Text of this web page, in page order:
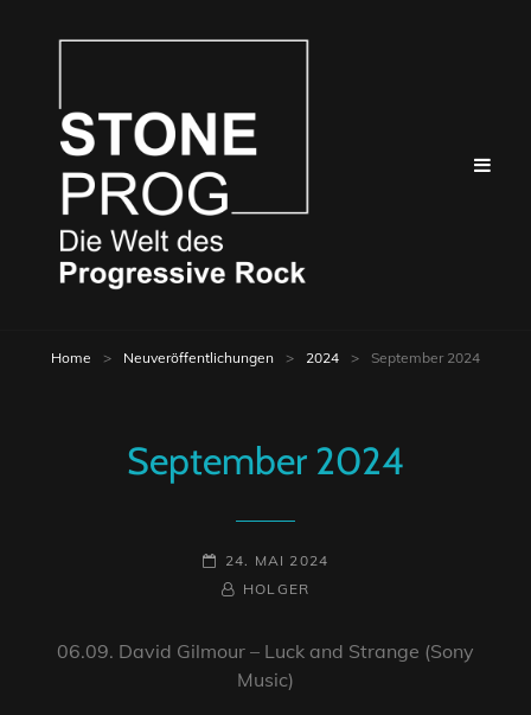
Home > Neuveröffentlichungen > 2024 > September 2024
September 2024
POSTED-
ON
24. MAI 2024
BY
BYLINEHOLGER
06.09. David Gilmour – Luck and Strange (Sony
Music)